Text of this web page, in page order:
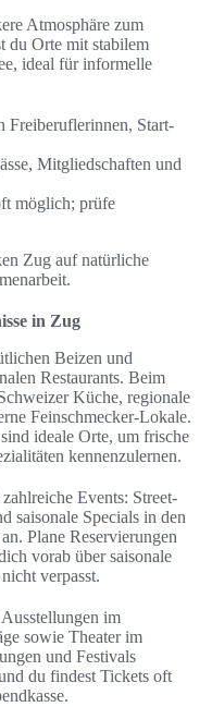
Atmosphäre zum
du Orte mit stabilem
ideal für informelle
Freiberuflerinnen, Start-
Mitgliedschaften und
möglich; prüfe
Zug auf natürliche
in Zug
Beizen und
Restaurants. Beim
Küche, regionale
Feinschmecker-Lokale.
ideale Orte, um frische
kennenzulernen.
Events: Street-
saisonale Specials in den
Plane Reservierungen
vorab über saisonale
verpasst.
im
sowie Theater im
und Festivals
du findest Tickets oft